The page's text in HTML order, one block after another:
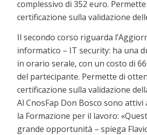
complessivo di 352 euro.
certificazione sulla validazione
Il secondo corso riguarda
informatico – IT security: ha una
in orario serale, con un costo di
del partecipante. Permette di
certificazione sulla validazione
Al CnosFap Don Bosco sono attivi
la Formazione per il lavoro:
grande opportunità – spiega